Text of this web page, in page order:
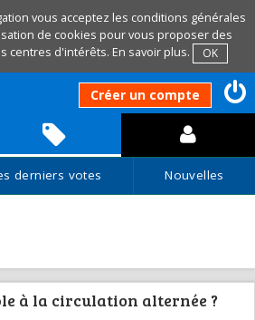
vous acceptez les conditions générales
de cookies pour vous proposer des
centres d'intérêts. En savoir plus. OK
Créer un compte
derniers votes Nouvelles
à la circulation alternée ?